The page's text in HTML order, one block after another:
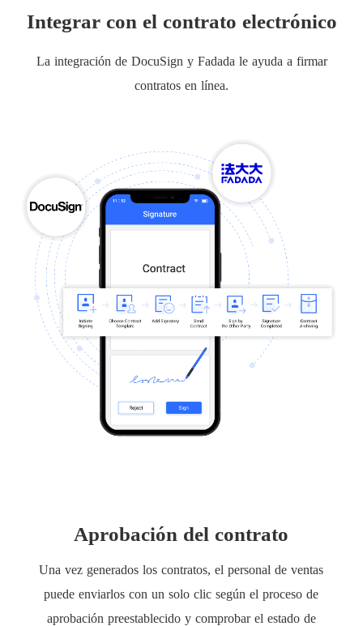
Integrar con el contrato electrónico
La integración de DocuSign y Fadada le ayuda a firmar
contratos en línea.
Aprobación del contrato
Una vez generados los contratos, el personal de ventas
puede enviarlos con un solo clic según el proceso de
aprobación preestablecido y comprobar el estado de